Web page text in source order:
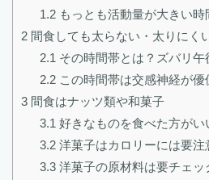
1.2もっとも活動量が大きい時
2 間食しても太らない・太りにく
2.1 その時間帯とは？ズバリ午
2.2この時間帯は交感神経が優
3 間食はナッツ類や和菓子
3.1 好きなものを食べた方がい
3.2洋菓子はカロリーには要注
3.3洋菓子の原材料は要チェッ